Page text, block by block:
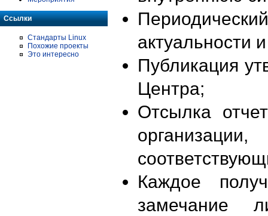
Ссылки
Стандарты Linux
Похожие проекты
Это интересно
актуальности
Публикация
Центра;
Отсылка
Каждое
замечание